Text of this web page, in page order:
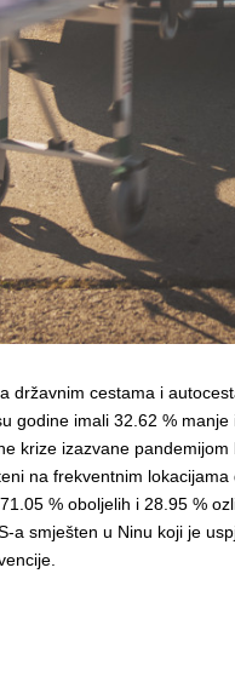
državnim cestama i
godine imali 32.62 %
krize izazvane pandemijom
na frekventnim
% oboljelih i 28.95 %
smješten u Ninu koji je